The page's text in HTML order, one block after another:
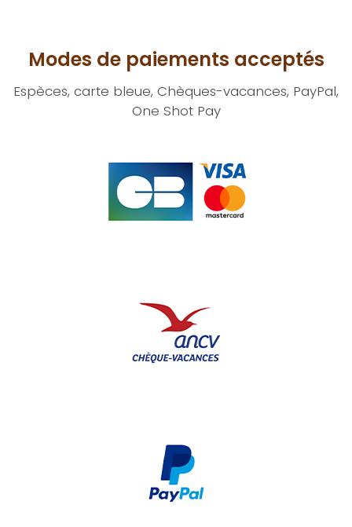
Modes de paiements acceptés
Espèces, carte bleue, Chèques-vacances, PayPal,
One Shot Pay